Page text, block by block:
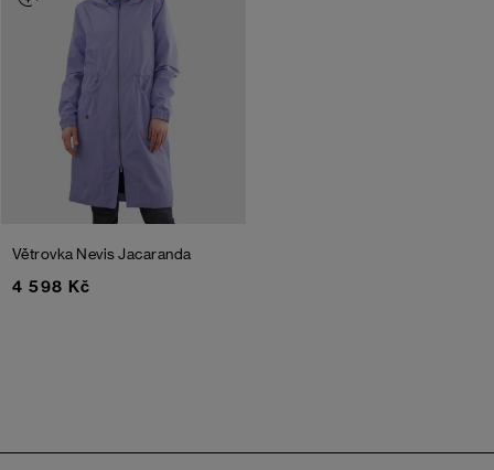
Větrovka NevisJacaranda
4 598 Kč